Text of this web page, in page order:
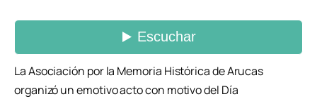
La Asociación por la Memoria Histórica de Arucas
organizó un emotivo acto con motivo del Día